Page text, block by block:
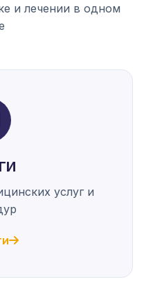
и лечении в одном
услуг и